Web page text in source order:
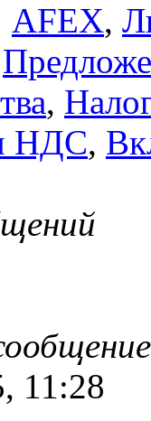
AFEX,
,
НДС,
11:28